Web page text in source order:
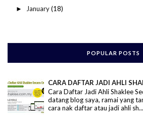
► January(18)
POPULAR POSTS
CARA DAFTAR JADI AHLI
Cara Daftar Jadi Ahli Shaklee
datang blog saya, ramai yang
cara nak daftar atau jadi ahli sh...